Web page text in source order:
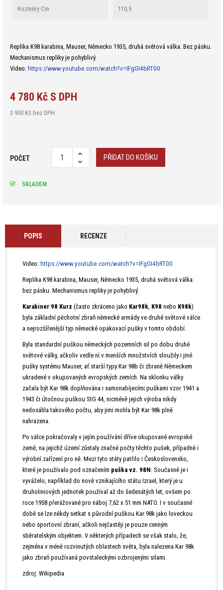
Rozměry Cm 110,5
Replika K98 karabina, Mauser, Německo 1935, druhá světová válka. Bez pásku.
Mechanismus repliky je pohyblivý.
Video: https://www.youtube.com/watch?v=IFgGI4bRT00
4 780 Kč S DPH
3 950 Kč bez DPH.
POČET PŘIDAT DO KOŠÍKU
SKLADEM
POPIS RECENZE
Video: https://www.youtube.com/watch?v=IFgGI4bRT00
Replika K98 karabina, Mauser, Německo 1935, druhá světová válka.
bez pásku. Mechanismus repliky je pohyblivý.
Karabiner 98 Kurz (často zkráceno jako Kar98k, K98 nebo K98k)
byla základní pěchotní zbraň německé armády ve druhé světové válce
a nejrozšířenější typ německé opakovací pušky v tomto období.
Byla standardní puškou německých pozemních sil po dobu druhé
světové války, ačkoliv vedle ní v menších množstvích sloužily i jiné
pušky systému Mauser, ať starší typy Kar 98b či zbraně Německem
ukradené v okupovaných evropských zemích. Na sklonku války
začala být Kar 98k doplňována i samonabíjecími puškami vzor 1941 a
1943 či útočnou puškou StG 44, nicméně jejich výroba nikdy
nedosáhla takového počtu, aby jimi mohla být Kar 98k plně
nahrazena.
Po válce pokračovaly v jejím používání dříve okupované evropské
země, na jejichž území zůstaly značné počty těchto pušek, případně i
výrobní zařízení pro ně. Mezi tyto státy patřilo i Československo,
které je používalo pod označením puška vz. 98N. Současně je i
vyváželo, například do nově vznikajícího státu Izrael, který je u
druholiniových jednotek používal až do šedesátých let, ovšem po
roce 1958 přerážované pro náboj 7,62 x 51 mm NATO. I v současné
době se lze někdy setkat s původní puškou Kar 98k jako loveckou
nebo sportovní zbraní, ačkoli nejčastěji je pouze cenným
sběratelským objektem. V některých případech se však stalo, že,
zejména v méně rozvinutých oblastech světa, byla nalezena Kar 98k
jako zbraň používaná povstaleckými ozbrojenými silami.
zdroj: Wikipedia